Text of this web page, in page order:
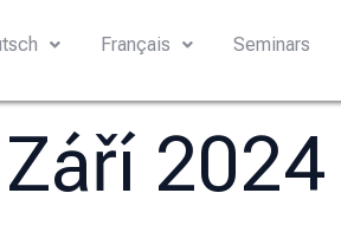
Français Seminars
Září 2024